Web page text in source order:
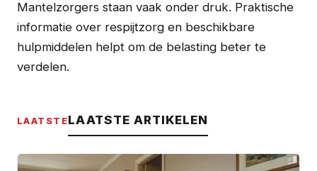
Mantelzorgers staan vaak onder druk. Praktische
informatie over respijtzorg en beschikbare
hulpmiddelen helpt om de belasting beter te
verdelen.
LAATSTELAATSTE ARTIKELEN